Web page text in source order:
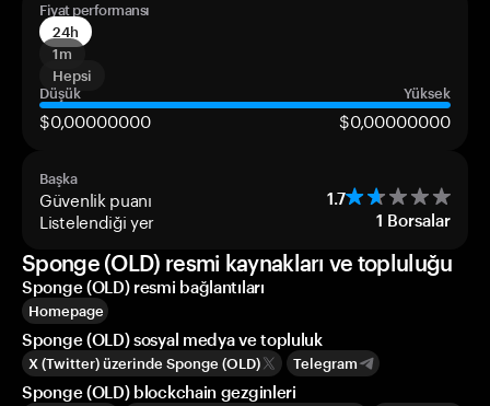
Fiyat performansı
24h
1m
Hepsi
Düşük
Yüksek
$0,00000000 $0,00000000
Başka
Güvenlik puanı 1.7
Listelendiği yer 1 Borsalar
Sponge (OLD) resmi kaynakları ve topluluğu
Sponge (OLD) resmi bağlantıları
Homepage
Sponge (OLD) sosyal medya ve topluluk
X (Twitter) üzerinde Sponge (OLD) Telegram
Sponge (OLD) blockchain gezginleri